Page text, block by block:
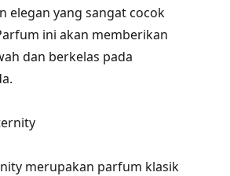
elegan yang sangat cocok
ini akan memberikan
dan berkelas pada
merupakan parfum klasik